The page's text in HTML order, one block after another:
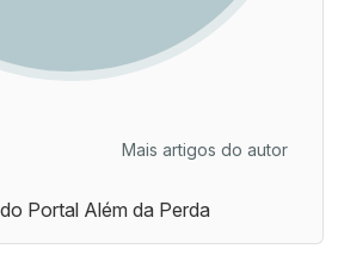
Mais artigos do autor
Portal Além da Perda